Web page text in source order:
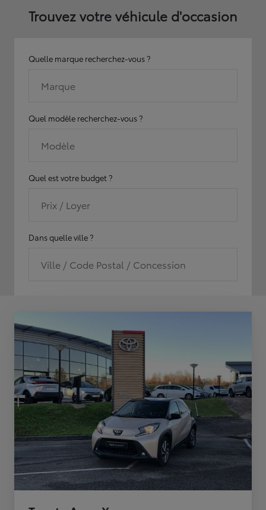
Trouvez votre véhicule d'occasion
Quelle marque recherchez-vous ?
Marque
Quel modèle recherchez-vous ?
Modèle
Quel est votre budget ?
Prix / Loyer
Dans quelle ville ?
Ville / Code Postal / Concession